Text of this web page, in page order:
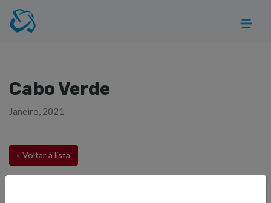
Cabo Verde
Janeiro, 2021
« Voltar à lista